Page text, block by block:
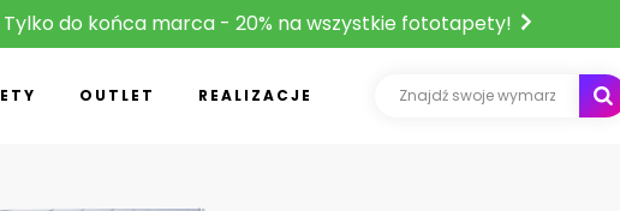
Tylko do końca marca - 20% na wszystkie fototapety!
OUTLET REALIZACJE